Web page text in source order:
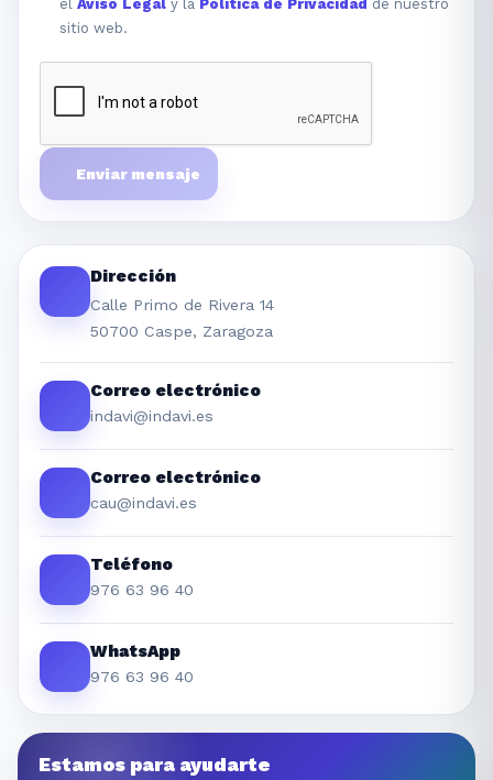
elAviso Legal y la Política de Privacidad de nuestro
sitio web.
Enviar mensaje
Dirección
Calle Primo de Rivera 14
50700 Caspe, Zaragoza
Correo electrónico
indavi@indavi.es
Correo electrónico
cau@indavi.es
Teléfono
976 63 96 40
WhatsApp
976 63 96 40
Estamos para ayudarte